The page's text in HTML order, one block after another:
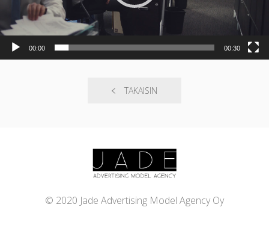
00:00 00:30
TAKAISIN
© 2020 Jade Advertising Model Agency Oy